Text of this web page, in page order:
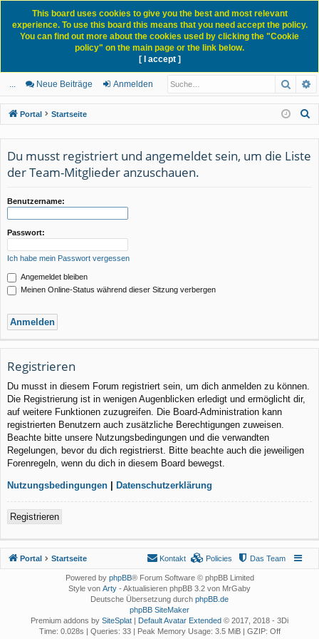
ch
ne
llz
rif
News Blog
lie
de
m
el
de
eg
ist
rie
re
Neue Beiträge Anmelden
Portal Startseite
Du musst registriert und angemeldet sein, um die Liste
der Team-Mitglieder anzuschauen.
Benutzername:
Passwort:
Ich habe mein Passwort vergessen
Angemeldet bleiben
Meinen Online-Status während dieser Sitzung verbergen
Registrieren
Du musst in diesem Forum registriert sein, um dich anmelden zu können.
Die Registrierung ist in wenigen Augenblicken erledigt und ermöglicht dir,
auf weitere Funktionen zuzugreifen. Die Board-Administration kann
registrierten Benutzern auch zusätzliche Berechtigungen zuweisen.
Beachte bitte unsere Nutzungsbedingungen und die verwandten
Regelungen, bevor du dich registrierst. Bitte beachte auch die jeweiligen
Forenregeln, wenn du dich in diesem Board bewegst.
Nutzungsbedingungen Datenschutzerklärung
Registrieren
This board uses cookies to give you the best and most relevant
experience. To use this board this means that you need accept the policy.
You can find out more about the cookies used by clicking the "Cookie
policy" on the main page or the link below.
[ I accept ]
Portal Startseite Das Team
Policies
Kontakt
Powered by phpBB® Forum Software © phpBB Limited
Style von Arty - Aktualisieren phpBB 3.2 von MrGaby
Deutsche Übersetzung durch phpBB.de
phpBB SiteMaker
Premium addons by SiteSplat Default Avatar Extended © 2017, 2018 - 3Di
Time: 0.028s
Queries: 33| Peak Memory Usage: 3.5 MiB | GZIP: Off